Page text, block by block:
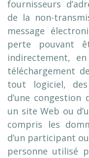
fournisseurs
de la non-
message
perte pouvant
indirectement,
téléchargement
tout logiciel,
d’une
un site Web ou
compris les
d’un participant
personne utilisé